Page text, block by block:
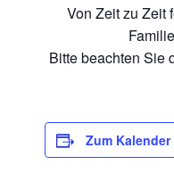
Von Zeit zu Zeit
Bitte beachten Sie
Zum